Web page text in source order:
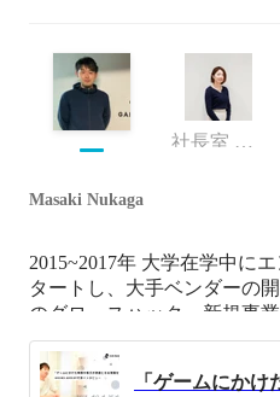
社長室 Culture Design & Experience 責任者
Masaki Nukaga
2015~2017年 大学在学中に
タートし、大手ベンダーの
のグロースハック、新規事
た。
事業を通じて誰かの人生の